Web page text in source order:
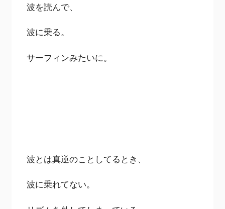
波を読んで、
波に乗る。
サーフィンみたいに。
波とは真逆のことしてるとき、
波に乗れてない。